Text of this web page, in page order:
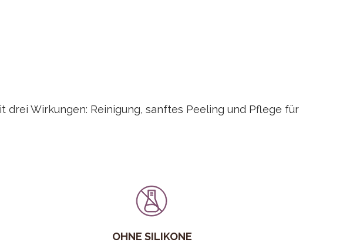
Wirkungen: Reinigung, sanftes Peeling und Pflege für
OHNE SILIKONE